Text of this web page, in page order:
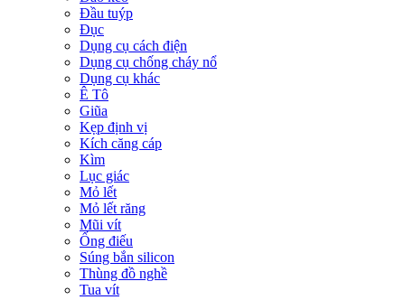
Đầu tuýp
Đục
Dụng cụ cách điện
Dụng cụ chống cháy nổ
Dụng cụ khác
Ê Tô
Giũa
Kẹp định vị
Kích căng cáp
Kìm
Lục giác
Mỏ lết
Mỏ lết răng
Mũi vít
Ống điếu
Súng bắn silicon
Thùng đồ nghề
Tua vít